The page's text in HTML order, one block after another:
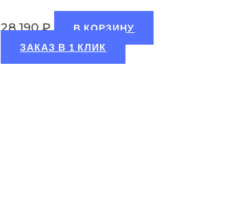
28 190₽
В КОРЗИНУ
ЗАКАЗ В 1 КЛИК